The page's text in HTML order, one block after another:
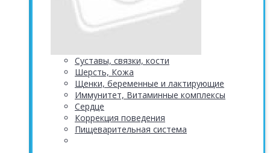
Суставы, связки, кости
Шерсть, Кожа
Щенки, беременные и лактирующие
Иммунитет, Витаминные комплексы
Сердце
Коррекция поведения
Пищеварительная система